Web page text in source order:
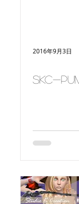
2016年9月3日
SKC-